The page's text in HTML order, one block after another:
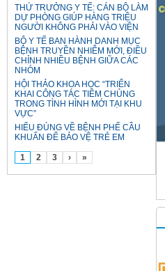
THỨ TRƯỞNG Y TẾ: CÁN BỘ LÀM
DỰ PHÒNG GIÚP HÀNG TRIỆU
NGƯỜI KHÔNG PHẢI VÀO VIỆN
BỘ Y TẾ BAN HÀNH DANH MỤC
BỆNH TRUYỀN NHIỄM MỚI, ĐIỀU
CHỈNH NHIỀU BỆNH GIỮA CÁC
NHÓM
HỘI THẢO KHOA HỌC “TRIỂN
KHAI CÔNG TÁC TIÊM CHỦNG
TRONG TÌNH HÌNH MỚI TẠI KHU
VỰC”
HIỂU ĐÚNG VỀ BỆNH PHẾ CẦU
KHUẨN ĐỂ BẢO VỆ TRẺ EM
1 2 3 › »